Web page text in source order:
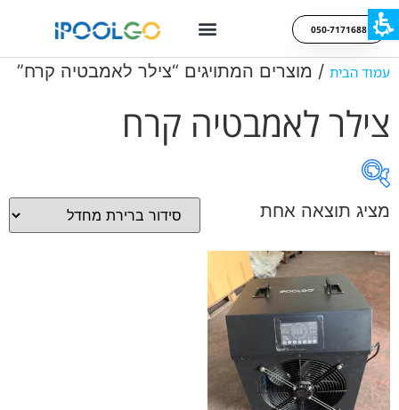
050-7171688
עמוד הבית / מוצרים המתויגים “צילר לאמבטיה קרח”
צילר לאמבטיה קרח
On sale
קטגוריות מוצרים
קטגוריות מוצרים
מציג תוצאה אחת